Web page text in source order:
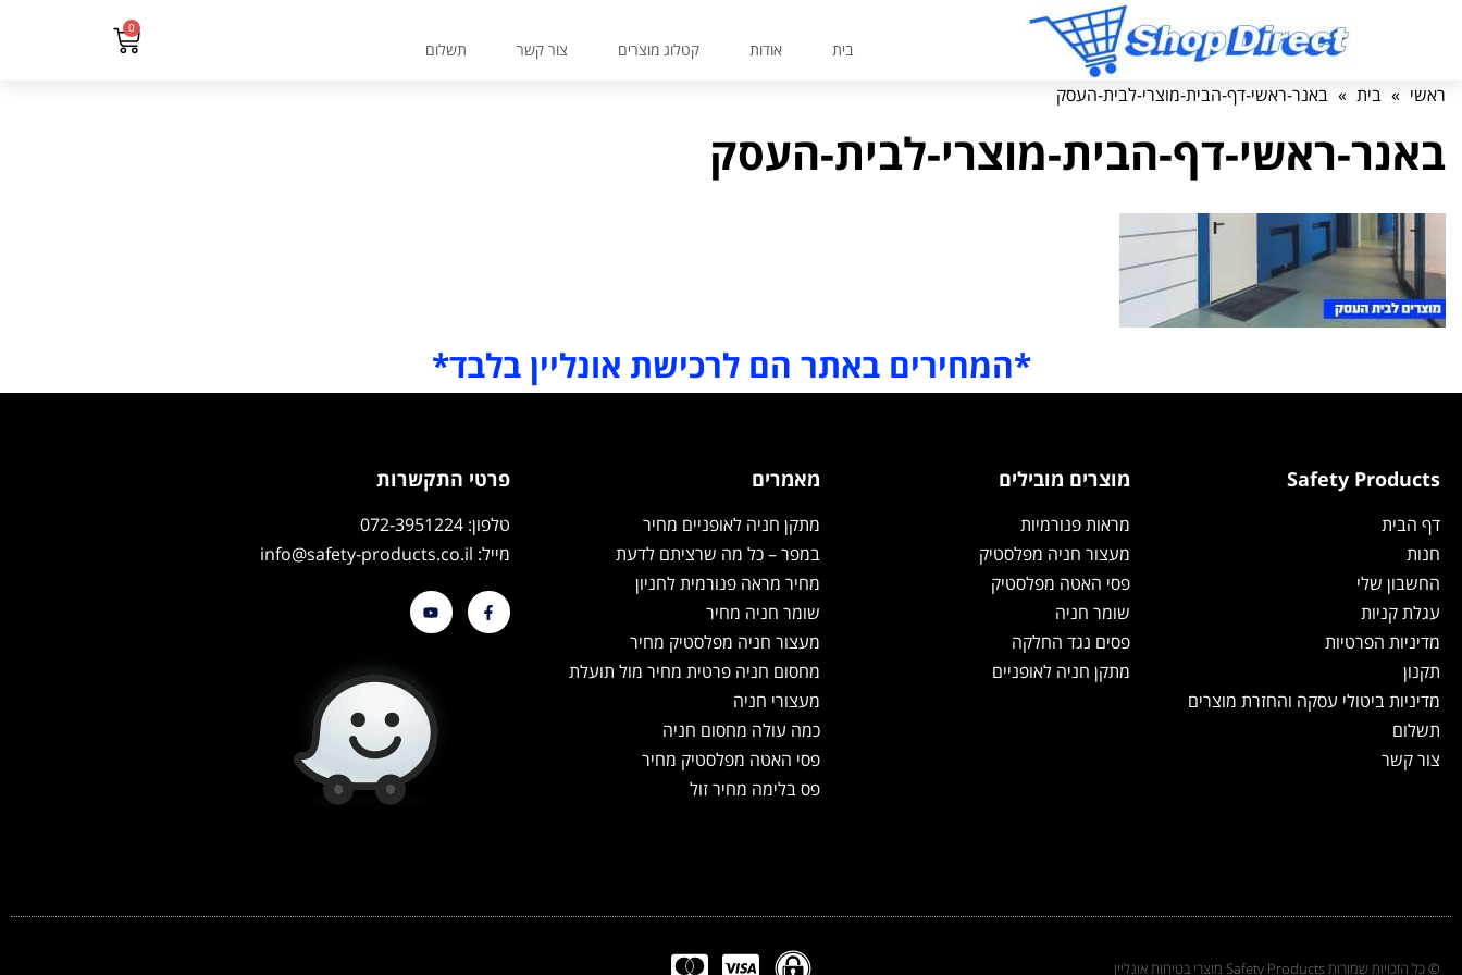
בית אודות קטלוג מוצרים צור קשר תשלום
0
ראשי » בית » באנר-ראשי-דף-הבית-מוצרי-לבית-העסק
באנר-ראשי-דף-הבית-מוצרי-לבית-העסק
*המחירים באתר הם לרכישת אונליין בלבד*
Safety Products
דף הבית
חנות
החשבון שלי
עגלת קניות
מדיניות הפרטיות
תקנון
מדיניות ביטולי עסקה והחזרת מוצרים
תשלום
צור קשר
מוצרים מובילים
מראות פנורמיות
מעצור חניה מפלסטיק
פסי האטה מפלסטיק
שומר חניה
פסים נגד החלקה
מתקן חניה לאופניים
מאמרים
מתקן חניה לאופניים מחיר
במפר – כל מה שרציתם לדעת
מחיר מראה פנורמית לחניון
שומר חניה מחיר
מעצור חניה מפלסטיק מחיר
מחסום חניה פרטית מחיר מול תועלת
מעצורי חניה
כמה עולה מחסום חניה
פסי האטה מפלסטיק מחיר
פס בלימה מחיר זול
פרטי התקשרות
טלפון: 072-3951224
מייל: info@safety-products.co.il
© כל הזכויות שמורות Safety Products מוצרי בטיחות אונליין